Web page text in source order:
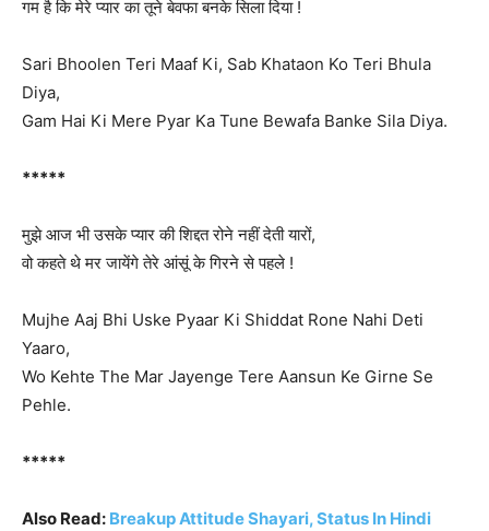
गम है कि मेरे प्यार का तूने बेवफा बनके सिला दिया !
Sari Bhoolen Teri Maaf Ki, Sab Khataon Ko Teri Bhula
Diya,
Gam Hai Ki Mere Pyar Ka Tune Bewafa Banke Sila Diya.
*****
मुझे आज भी उसके प्यार की शिद्दत रोने नहीं देती यारों,
वो कहते थे मर जायेंगे तेरे आंसूं के गिरने से पहले !
Mujhe Aaj Bhi Uske Pyaar Ki Shiddat Rone Nahi Deti
Yaaro,
Wo Kehte The Mar Jayenge Tere Aansun Ke Girne Se
Pehle.
*****
Also Read: Breakup Attitude Shayari, Status In Hindi